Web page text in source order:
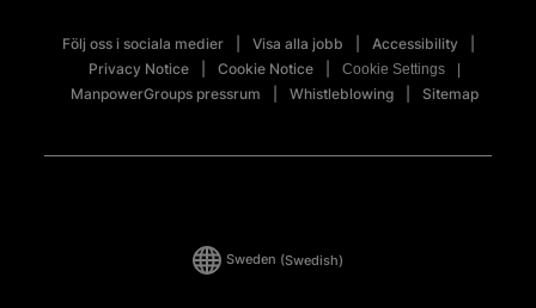
Följ oss i sociala medier Visa alla jobb
Accessibility
Privacy Notice
Cookie Notice Cookie Settings
ManpowerGroups pressrum Whistleblowing Sitemap
Sweden (Swedish)